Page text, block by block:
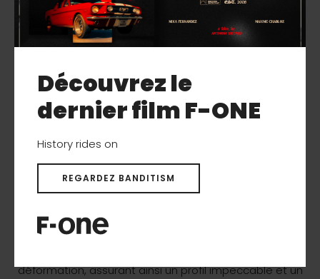
Staggered Seams
L’ajout d’un panneau additionnel plus petit en
déformation, assurant ainsi un profil impeccable et un
Découvrez le
dernier film F-ONE
History rides on
REGARDEZ BANDITISM